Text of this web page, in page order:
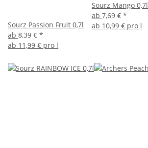
Sourz Passion Fruit 0,7l
ab 8,39 € *
ab 11,99 € pro l
Sourz Mango 0,7l
ab 7,69 € *
ab 10,99 € pro l